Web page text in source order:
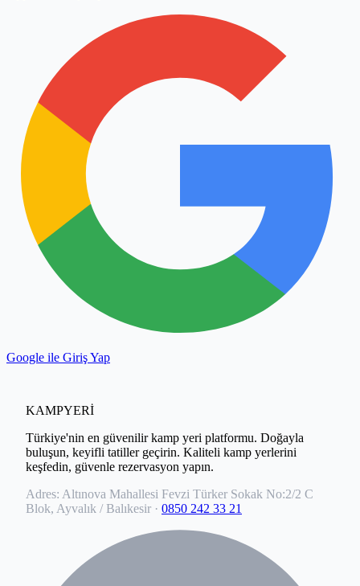
Google ile Giriş Yap
KAMPYERİ
Türkiye'nin en güvenilir kamp yeri platformu. Doğayla
buluşun, keyifli tatiller geçirin. Kaliteli kamp yerlerini
keşfedin, güvenle rezervasyon yapın.
Adres: Altınova Mahallesi Fevzi Türker Sokak No:2/2 C
Blok, Ayvalık / Balıkesir · 0850 242 33 21